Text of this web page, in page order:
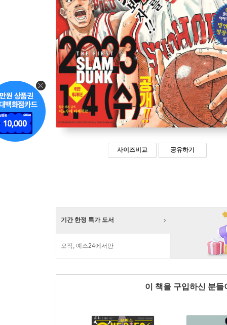
사이즈비교 공유하기
기간 한정 특가 도서
오직, 예스24에서만
이 책을 구입하신 분